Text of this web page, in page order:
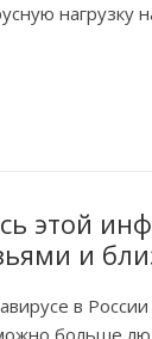
нагрузку
этой
и
в